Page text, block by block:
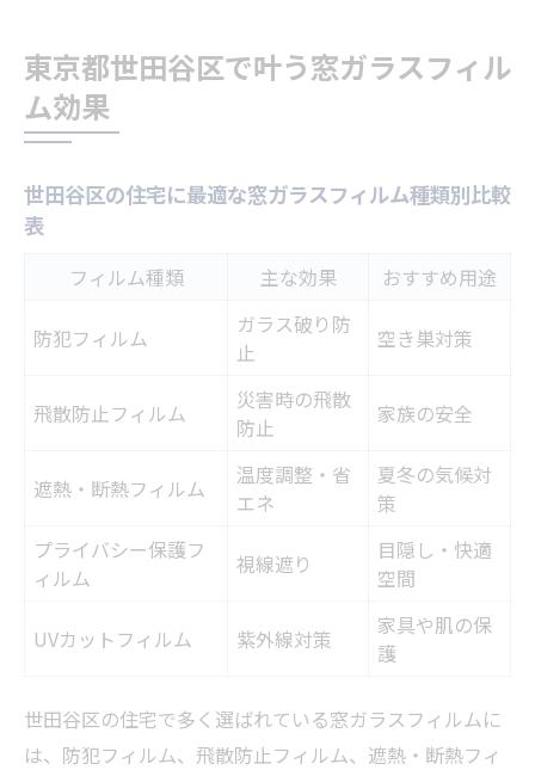
役割
プライバシー保護で快適な暮らしを実現
窓ガラスフィルム選定ポイント早見表
プ？
世田谷区の気候に合ったフィルムの特徴
日差し対策に強いフィルムの見分け方
実際の体験談から学ぶ選び方のコツ
世田谷区の自宅に最適な窓対策を考える
世田谷区に適した窓ガラスフィルム機能比
災害リスクに備える窓対策の重要性
日常の悩みを解決するフィルムの選び方
快適性アップを目指す施工アイデア集
住まいの安全を高める最新フィルム事情
暑さや視線対策におすすめのフィルム活用術
遮熱・目隠しフィルム効果別おすすめ表
東京都世田谷区で叶う窓ガラスフィル
ム効果
世田谷区の住宅に最適な窓ガラスフィルム種類別比較
表
フィルム種類 主な効果 おすすめ用途
防犯フィルム
ガラス破り防
止
空き巣対策
飛散防止フィルム
災害時の飛散
防止
家族の安全
遮熱・断熱フィルム
温度調整・省
エネ
夏冬の気候対
策
プライバシー保護フ
ィルム
視線遮り
目隠し・快適
空間
UVカットフィルム 紫外線対策
家具や肌の保
護
世田谷区の住宅で多く選ばれている窓ガラスフィルムに
は、防犯フィルム、飛散防止フィルム、遮熱・断熱フィ